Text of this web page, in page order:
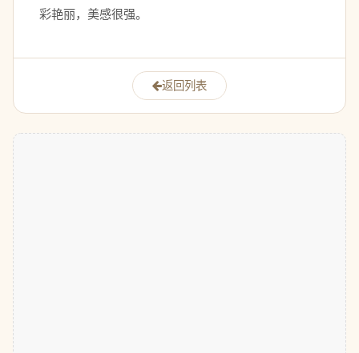
彩艳丽，美感很强。
返回列表